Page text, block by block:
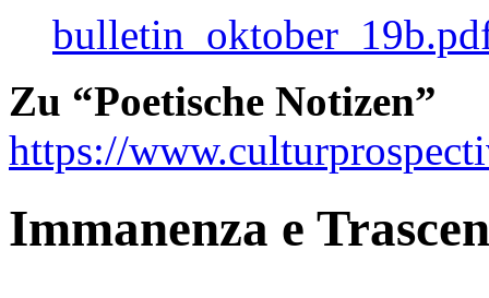
Zu “Poetische Notizen”
https://
Immanenza e